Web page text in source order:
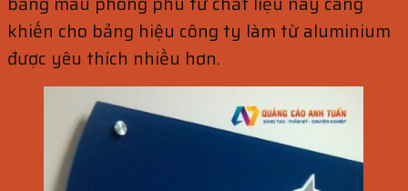
khiến cho bảng hiệu công ty làm từ aluminium
được yêu thích nhiều hơn.